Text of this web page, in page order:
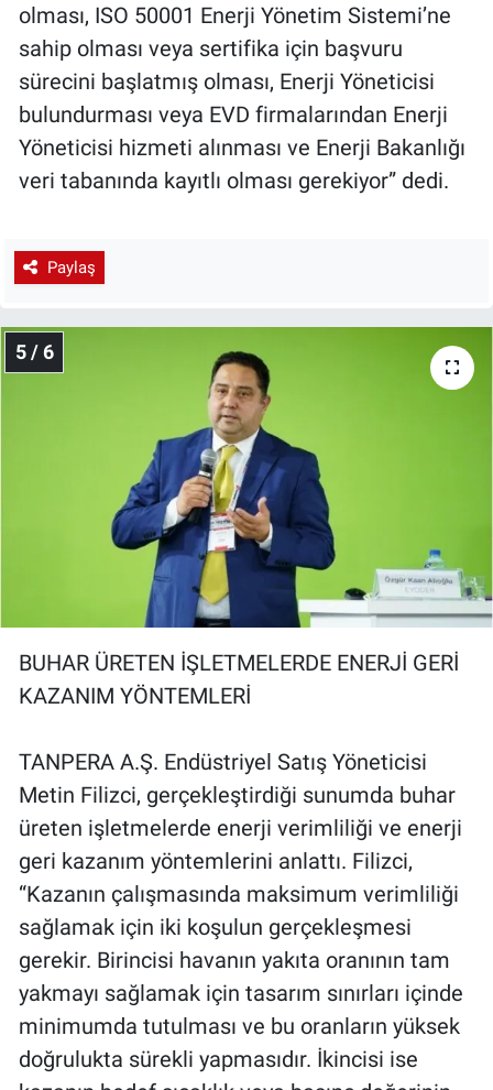
olması, ISO 50001 Enerji Yönetim Sistemi’ne
sahip olması veya sertifika için başvuru
sürecini başlatmış olması, Enerji Yöneticisi
bulundurması veya EVD firmalarından Enerji
Yöneticisi hizmeti alınması ve Enerji Bakanlığı
veri tabanında kayıtlı olması gerekiyor” dedi.
Paylaş
5 / 6
BUHAR ÜRETEN İŞLETMELERDE ENERJİ GERİ
KAZANIM YÖNTEMLERİ
TANPERA A.Ş. Endüstriyel Satış Yöneticisi
Metin Filizci, gerçekleştirdiği sunumda buhar
üreten işletmelerde enerji verimliliği ve enerji
geri kazanım yöntemlerini anlattı. Filizci,
“Kazanın çalışmasında maksimum verimliliği
sağlamak için iki koşulun gerçekleşmesi
gerekir. Birincisi havanın yakıta oranının tam
yakmayı sağlamak için tasarım sınırları içinde
minimumda tutulması ve bu oranların yüksek
doğrulukta sürekli yapmasıdır. İkincisi ise